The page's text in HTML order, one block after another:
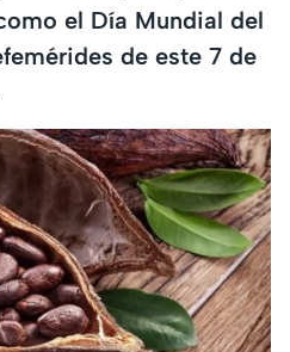
el Día Mundial del
de este 7 de